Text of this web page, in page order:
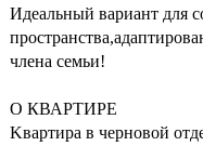
Идеальный вариант для
члена семьи!
О КВАРТИРЕ
Kвapтиpа в чeрновой